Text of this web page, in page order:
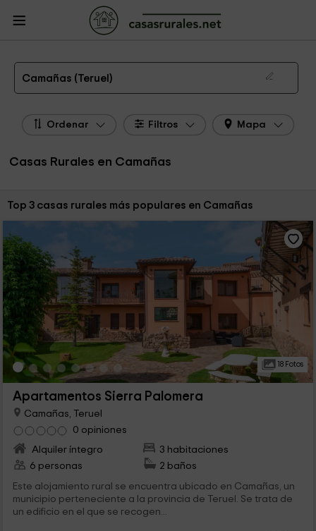
Casas Rurales
Teruel
Casas Rurales Camañas
Las 3 mejores casas rurales en Camañas de 2026
Camañas (Teruel)
Ordenar Filtros Mapa
Casas Rurales en Camañas
Ordenar por:
Top 3 casas rurales más populares en Camañas
18 Fotos
Apartamentos Sierra Palomera
Camañas, Teruel
0 opiniones
Alquiler íntegro
3 habitaciones
6 personas
2 baños
Este alojamiento rural se encuentra ubicado en Camañas, un
municipio perteneciente a la provincia de Teruel. Se trata de
un edificio en el que se recogen...